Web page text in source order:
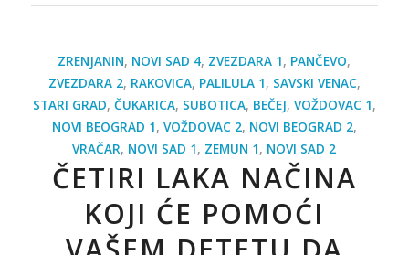
ZRENJANIN, NOVI SAD 4, ZVEZDARA 1, PANČEVO,
ZVEZDARA 2, RAKOVICA, PALILULA 1, SAVSKI VENAC,
STARI GRAD, ČUKARICA, SUBOTICA, BEČEJ, VOŽDOVAC 1,
NOVI BEOGRAD 1, VOŽDOVAC 2, NOVI BEOGRAD 2,
VRAČAR, NOVI SAD 1, ZEMUN 1, NOVI SAD 2
ČETIRI LAKA NAČINA
KOJI ĆE POMOĆI